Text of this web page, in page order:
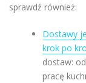
sprawdź również:
Dostawy
krok po
dostaw:
pracę